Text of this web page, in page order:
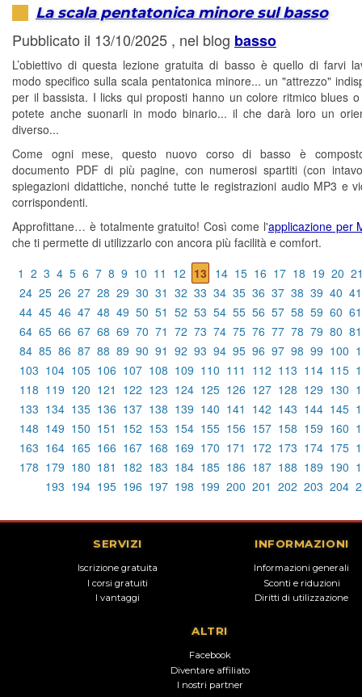
La scala pentatonica minore sul basso
Pubblicato il 13/10/2025 , nel blog basso
L’obiettivo di questa lezione gratuita di basso è quello di farvi
modo specifico sulla scala pentatonica minore... un "attrezzo"
per il bassista. I licks qui proposti hanno un colore ritmico blues
potete anche suonarli in modo binario... il che darà loro un
diverso...
Come ogni mese, questo nuovo corso di basso è
documento PDF di più pagine, con numerosi spartiti (con
spiegazioni didattiche, nonché tutte le registrazioni audio MP3 e
corrispondenti.
Approfittane… è totalmente gratuito! Così come l'applicazione per
che ti permette di utilizzarlo con ancora più facilità e comfort.
1 2 3 4 5 6 7 8 9 10 11 12 13 14 15 16 17 18 19 20
24 25 26 27 28 29 30 31 32 33 34 35 36 37 38 39 40 41
44 45 46 47 48 49 50 51 52 53 54 55 56 57 58 59 60 61
64 65 66 67 68 69 70 71 72 73 74 75 76 77 78 79 80 81
84 85 86 87 88 89 90 91 92 93 94 95 96 97 98 99 100
103 104 105 106 107 108 109 110 111 112 113 114 115
118 119 120 121 122 123 124 125 126 127 128 129 130
133 134 135 136 137 138 139 140 141 142 143 144 145
148 149 150 151 152 153 154 155 156 157 158 159 160
163 164 165 166 167 168 169 170 171 172 173 174 175
178 179 180 181 182 183 184 185 186 187 188 189 190
193 194 195 196 197 198 199 200 201 202 203 204
SERVIZI
Iscrizione gratuita
I corsi gratuiti
I vantaggi
INFORMAZIONI
Informazioni generali
Sconti e riduzioni
Diritti di utilizzazione
ALTRI
Facebook
Diventare affiliato
I nostri partner